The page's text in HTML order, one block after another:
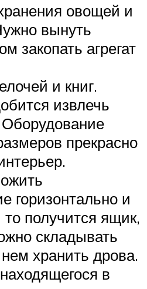
овощей и
вынуть
закопать агрегат
и книг.
извлечь
прекрасно
горизонтально и
то получится ящик,
складывать
хранить дрова.
в